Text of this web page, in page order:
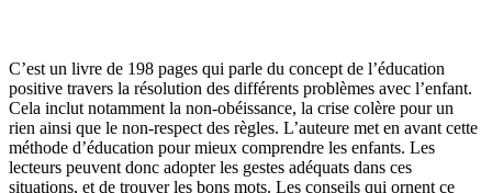
C’est un livre de 198 pages qui parle du concept de l’éducation
positive travers la résolution des différents problèmes avec l’enfant.
Cela inclut notamment la non-obéissance, la crise colère pour un
rien ainsi que le non-respect des règles. L’auteure met en avant cette
méthode d’éducation pour mieux comprendre les enfants. Les
lecteurs peuvent donc adopter les gestes adéquats dans ces
situations, et de trouver les bons mots. Les conseils qui ornent ce